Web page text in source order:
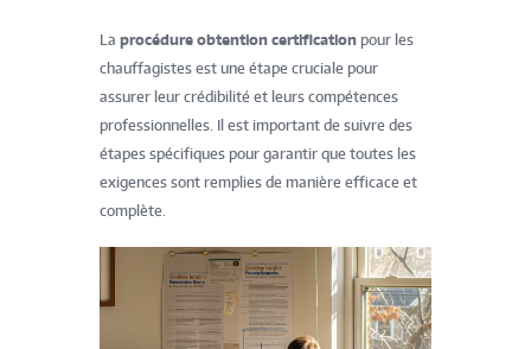
La procédure obtention certification pour les
chauffagistes est une étape cruciale pour
assurer leur crédibilité et leurs compétences
professionnelles. Il est important de suivre des
étapes spécifiques pour garantir que toutes les
exigences sont remplies de manière efficace et
complète.